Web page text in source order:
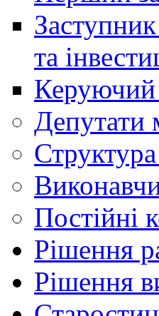
та
Керуючий
Депутати
Постійні
Рішення
Рішення